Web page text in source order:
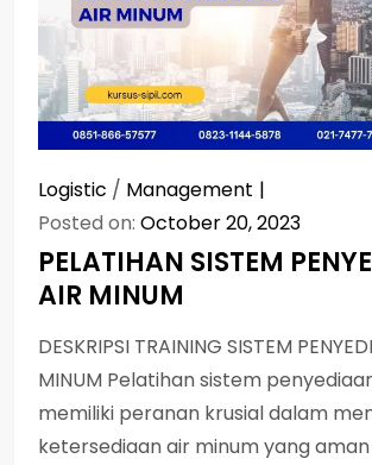
Logistic / Management
Posted on: October 20, 2023
PELATIHAN SISTEM
AIR MINUM
DESKRIPSI TRAINING SISTEM
MINUM Pelatihan sistem
memiliki peranan krusial dalam
ketersediaan air minum yang